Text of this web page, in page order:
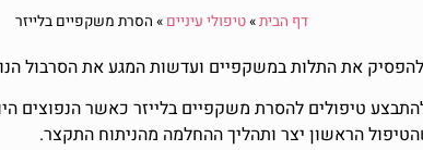
דף הבית»טיפולי עיניים » הסרת משקפיים בלייזר
את התלות במשקפיים ועדשות המגע את הסרבול
הראשון יצר ותהליך ההחלמה מהניתוח התקצר.